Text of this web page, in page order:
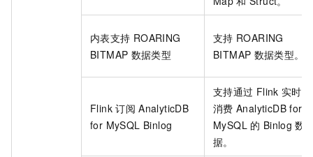
内表支持 ROARING
BITMAP 数据类型
支持 ROARING
BITMAP 数据类型。
Flink 订阅 AnalyticDB
for MySQL Binlog
支持通过 Flink 实时
消费 AnalyticDB for
MySQL 的 Binlog 数
据。